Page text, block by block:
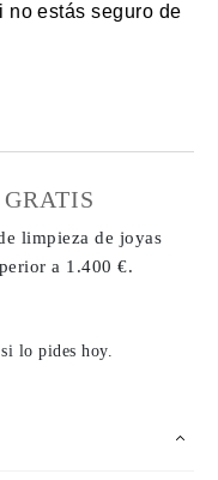
no estás seguro de
limpieza de joyas
a 1.400 €.
si lo pides hoy.